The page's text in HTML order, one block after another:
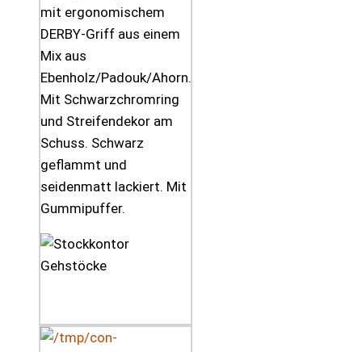
mit ergonomischem
DERBY-Griff aus einem
Mix aus
Ebenholz/Padouk/Ahorn.
Mit Schwarzchromring
und Streifendekor am
Schuss. Schwarz
geflammt und
seidenmatt lackiert. Mit
Gummipuffer.